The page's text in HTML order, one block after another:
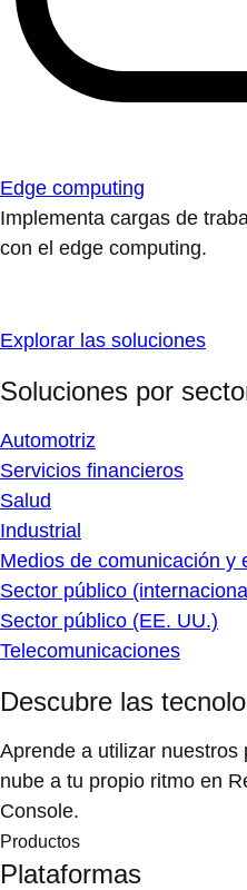
Edge computing
Implementa cargas de
con el edge computing.
Explorar las soluciones
Soluciones por
Automotriz
Servicios financieros
Salud
Industrial
Medios de comunicación y
Sector público
Sector público (EE. UU.)
Telecomunicaciones
Descubre las
Aprende a utilizar
nube a tu propio ritmo en
Console.
Productos
Plataformas